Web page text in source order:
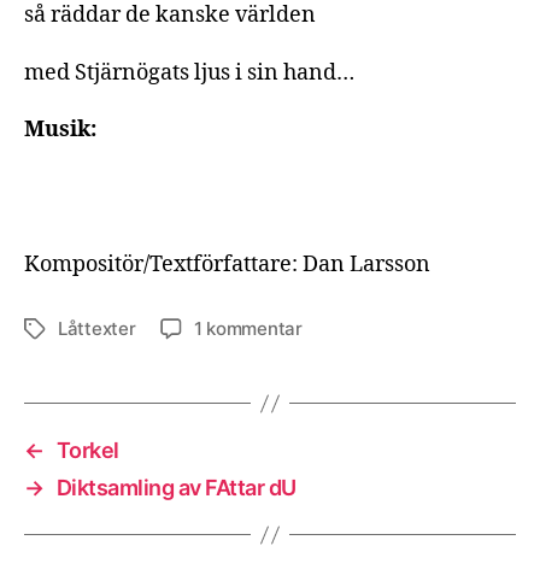
så räddar de kanske världen
med Stjärnögats ljus i sin hand…
Musik:
Kompositör/Textförfattare: Dan Larsson
EtiketterLåttexter 1 kommentartill
älvtjärnen
← Torkel
→ Diktsamling av FAttar dU